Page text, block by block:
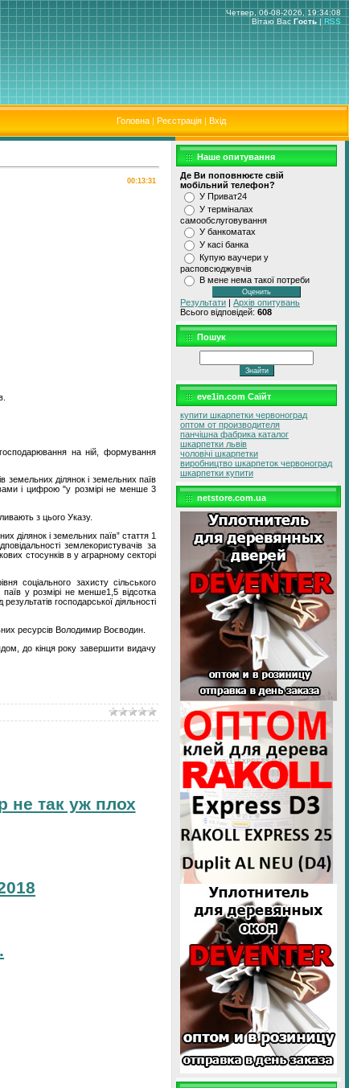
Четвер, 06-08-2026, 19:34:08
Вітаю Вас Гость | RSS
Головна | Реєстрація | Вхід
00:13:31
на ній, формування
земельних ділянок і земельних паїв
і цифрою "у розмірі не менше 3
з цього Указу.
ділянок і земельних паїв” стаття 1
землекористувачів за
стосунків в у аграрному секторі
соціального захисту сільського
у розмірі не менше1,5 відсотка
господарської діяльності
ресурсів Володимир Воєводин.
до кінця року завершити видачу
не так уж плох
Наше опитування
Де Ви поповнюєте свiй
мобiльний телефон?
У Приват24
У термiналах
самообслуговування
У банкоматах
У касi банка
Купую ваучери у
расповсюджувчiв
В мене нема такої потреби
Результати | Архів опитувань
Всього відповідей: 608
Пошук
eve1in.com Саїйт
купити шкарпетки червоноград
оптом от производителя
панчішна фабрика каталог
шкарпетки львів
чоловічі шкарпетки
виробництво шкарпеток червоноград
шкарпетки купити
netstore.com.ua